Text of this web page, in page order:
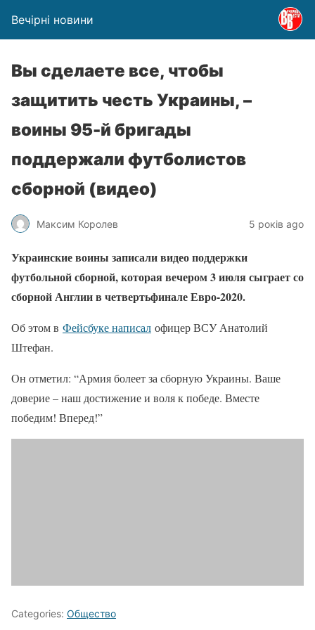
Вечірні новини
Вы сделаете все, чтобы
защитить честь Украины, –
воины 95-й бригады
поддержали футболистов
сборной (видео)
Максим Королев 5 років ago
Украинские воины записали видео поддержки
футбольной сборной, которая вечером 3 июля сыграет со
сборной Англии в четвертьфинале Евро-2020.
Об этом в Фейсбуке написал офицер ВСУ Анатолий
Штефан.
Он отметил: “Армия болеет за сборную Украины. Ваше
доверие – наш достижение и воля к победе. Вместе
победим! Вперед!”
Categories: Общество